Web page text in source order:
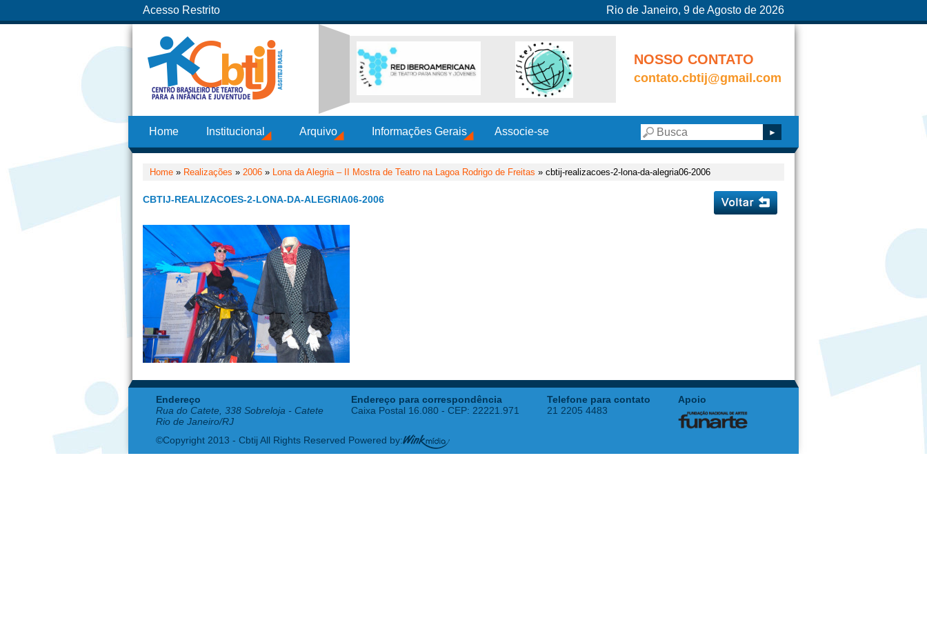
Acesso Restrito Rio de Janeiro, 9 de Agosto de 2026
NOSSO CONTATO
contato.cbtij@gmail.com
Home Institucional Arquivo Informações Gerais Associe-se
Home » Realizações » 2006 » Lona da Alegria – II Mostra de Teatro na Lagoa Rodrigo de Freitas » cbtij-realizacoes-2-lona-da-alegria06-2006
CBTIJ-REALIZACOES-2-LONA-DA-ALEGRIA06-2006
Endereço
Rua do Catete, 338 Sobreloja - Catete
Rio de Janeiro/RJ
Endereço para correspondência
Caixa Postal 16.080 - CEP: 22221.971
Telefone para contato
21 2205 4483
Apoio
©Copyright 2013 - Cbtij All Rights Reserved Powered by: